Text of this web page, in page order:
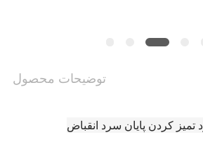
توضیحات محصول
کردن پایان سرد انقباض